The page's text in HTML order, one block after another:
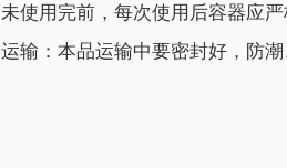
未使用完前，每次使用后容器应
运输：本品运输中要密封好，防